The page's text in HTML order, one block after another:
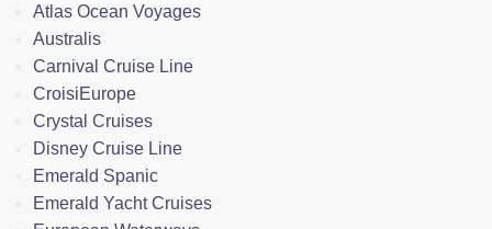
Atlas Ocean Voyages
Australis
Carnival Cruise Line
CroisiEurope
Crystal Cruises
Disney Cruise Line
Emerald Spanic
Emerald Yacht Cruises